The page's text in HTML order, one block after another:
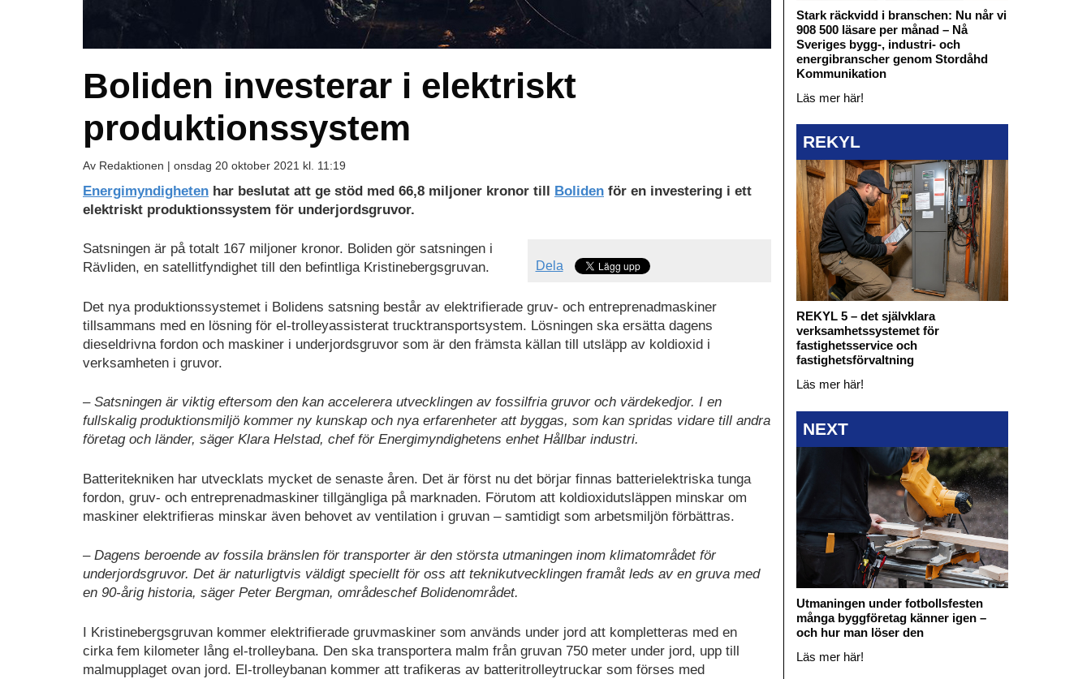
Boliden investerar i elektriskt
produktionssystem
Av Redaktionen | onsdag 20 oktober 2021 kl. 11:19
Energimyndigheten har beslutat att ge stöd med 66,8 miljoner kronor till Boliden för en investering i ett
elektriskt produktionssystem för underjordsgruvor.
Dela
Satsningen är på totalt 167 miljoner kronor. Boliden gör satsningen i
Rävliden, en satellitfyndighet till den befintliga Kristinebergsgruvan.
Det nya produktionssystemet i Bolidens satsning består av elektrifierade gruv- och entreprenadmaskiner
tillsammans med en lösning för el-trolleyassisterat trucktransportsystem. Lösningen ska ersätta dagens
dieseldrivna fordon och maskiner i underjordsgruvor som är den främsta källan till utsläpp av koldioxid i
verksamheten i gruvor.
– Satsningen är viktig eftersom den kan accelerera utvecklingen av fossilfria gruvor och värdekedjor. I en
fullskalig produktionsmiljö kommer ny kunskap och nya erfarenheter att byggas, som kan spridas vidare till andra
företag och länder, säger Klara Helstad, chef för Energimyndighetens enhet Hållbar industri.
Batteritekniken har utvecklats mycket de senaste åren. Det är först nu det börjar finnas batterielektriska tunga
fordon, gruv- och entreprenadmaskiner tillgängliga på marknaden. Förutom att koldioxidutsläppen minskar om
maskiner elektrifieras minskar även behovet av ventilation i gruvan – samtidigt som arbetsmiljön förbättras.
– Dagens beroende av fossila bränslen för transporter är den största utmaningen inom klimatområdet för
underjordsgruvor. Det är naturligtvis väldigt speciellt för oss att teknikutvecklingen framåt leds av en gruva med
en 90-årig historia, säger Peter Bergman, områdeschef Bolidenområdet.
I Kristinebergsgruvan kommer elektrifierade gruvmaskiner som används under jord att kompletteras med en
cirka fem kilometer lång el-trolleybana. Den ska transportera malm från gruvan 750 meter under jord, upp till
malmupplaget ovan jord. El-trolleybanan kommer att trafikeras av batteritrolleytruckar som förses med
Stark räckvidd i branschen: Nu når vi
908 500 läsare per månad – Nå
Sveriges bygg-, industri- och
energibranscher genom Stordåhd
Kommunikation
Läs mer här!
REKYL
REKYL 5 – det självklara
verksamhetssystemet för
fastighetsservice och
fastighetsförvaltning
Läs mer här!
NEXT
Utmaningen under fotbollsfesten
många byggföretag känner igen –
och hur man löser den
Läs mer här!